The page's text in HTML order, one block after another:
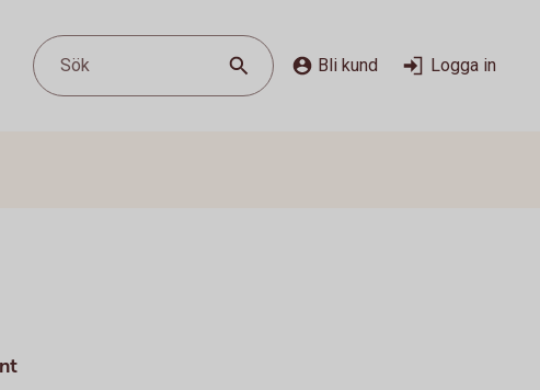
Sök Bli kund Logga in